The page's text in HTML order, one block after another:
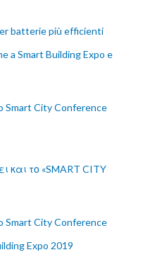
batterie più efficienti
a Smart Building Expo e
Smart City Conference
και το «SMART CITY
Smart City Conference
Expo 2019